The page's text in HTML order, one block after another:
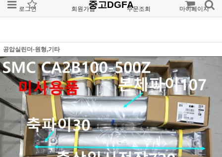
로그인 회원가입 주문조회 마이페이지
중고DGFA
공압실린더-원형,기타